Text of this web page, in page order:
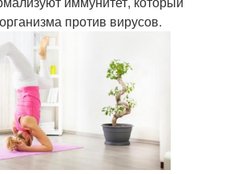
против вирусов.